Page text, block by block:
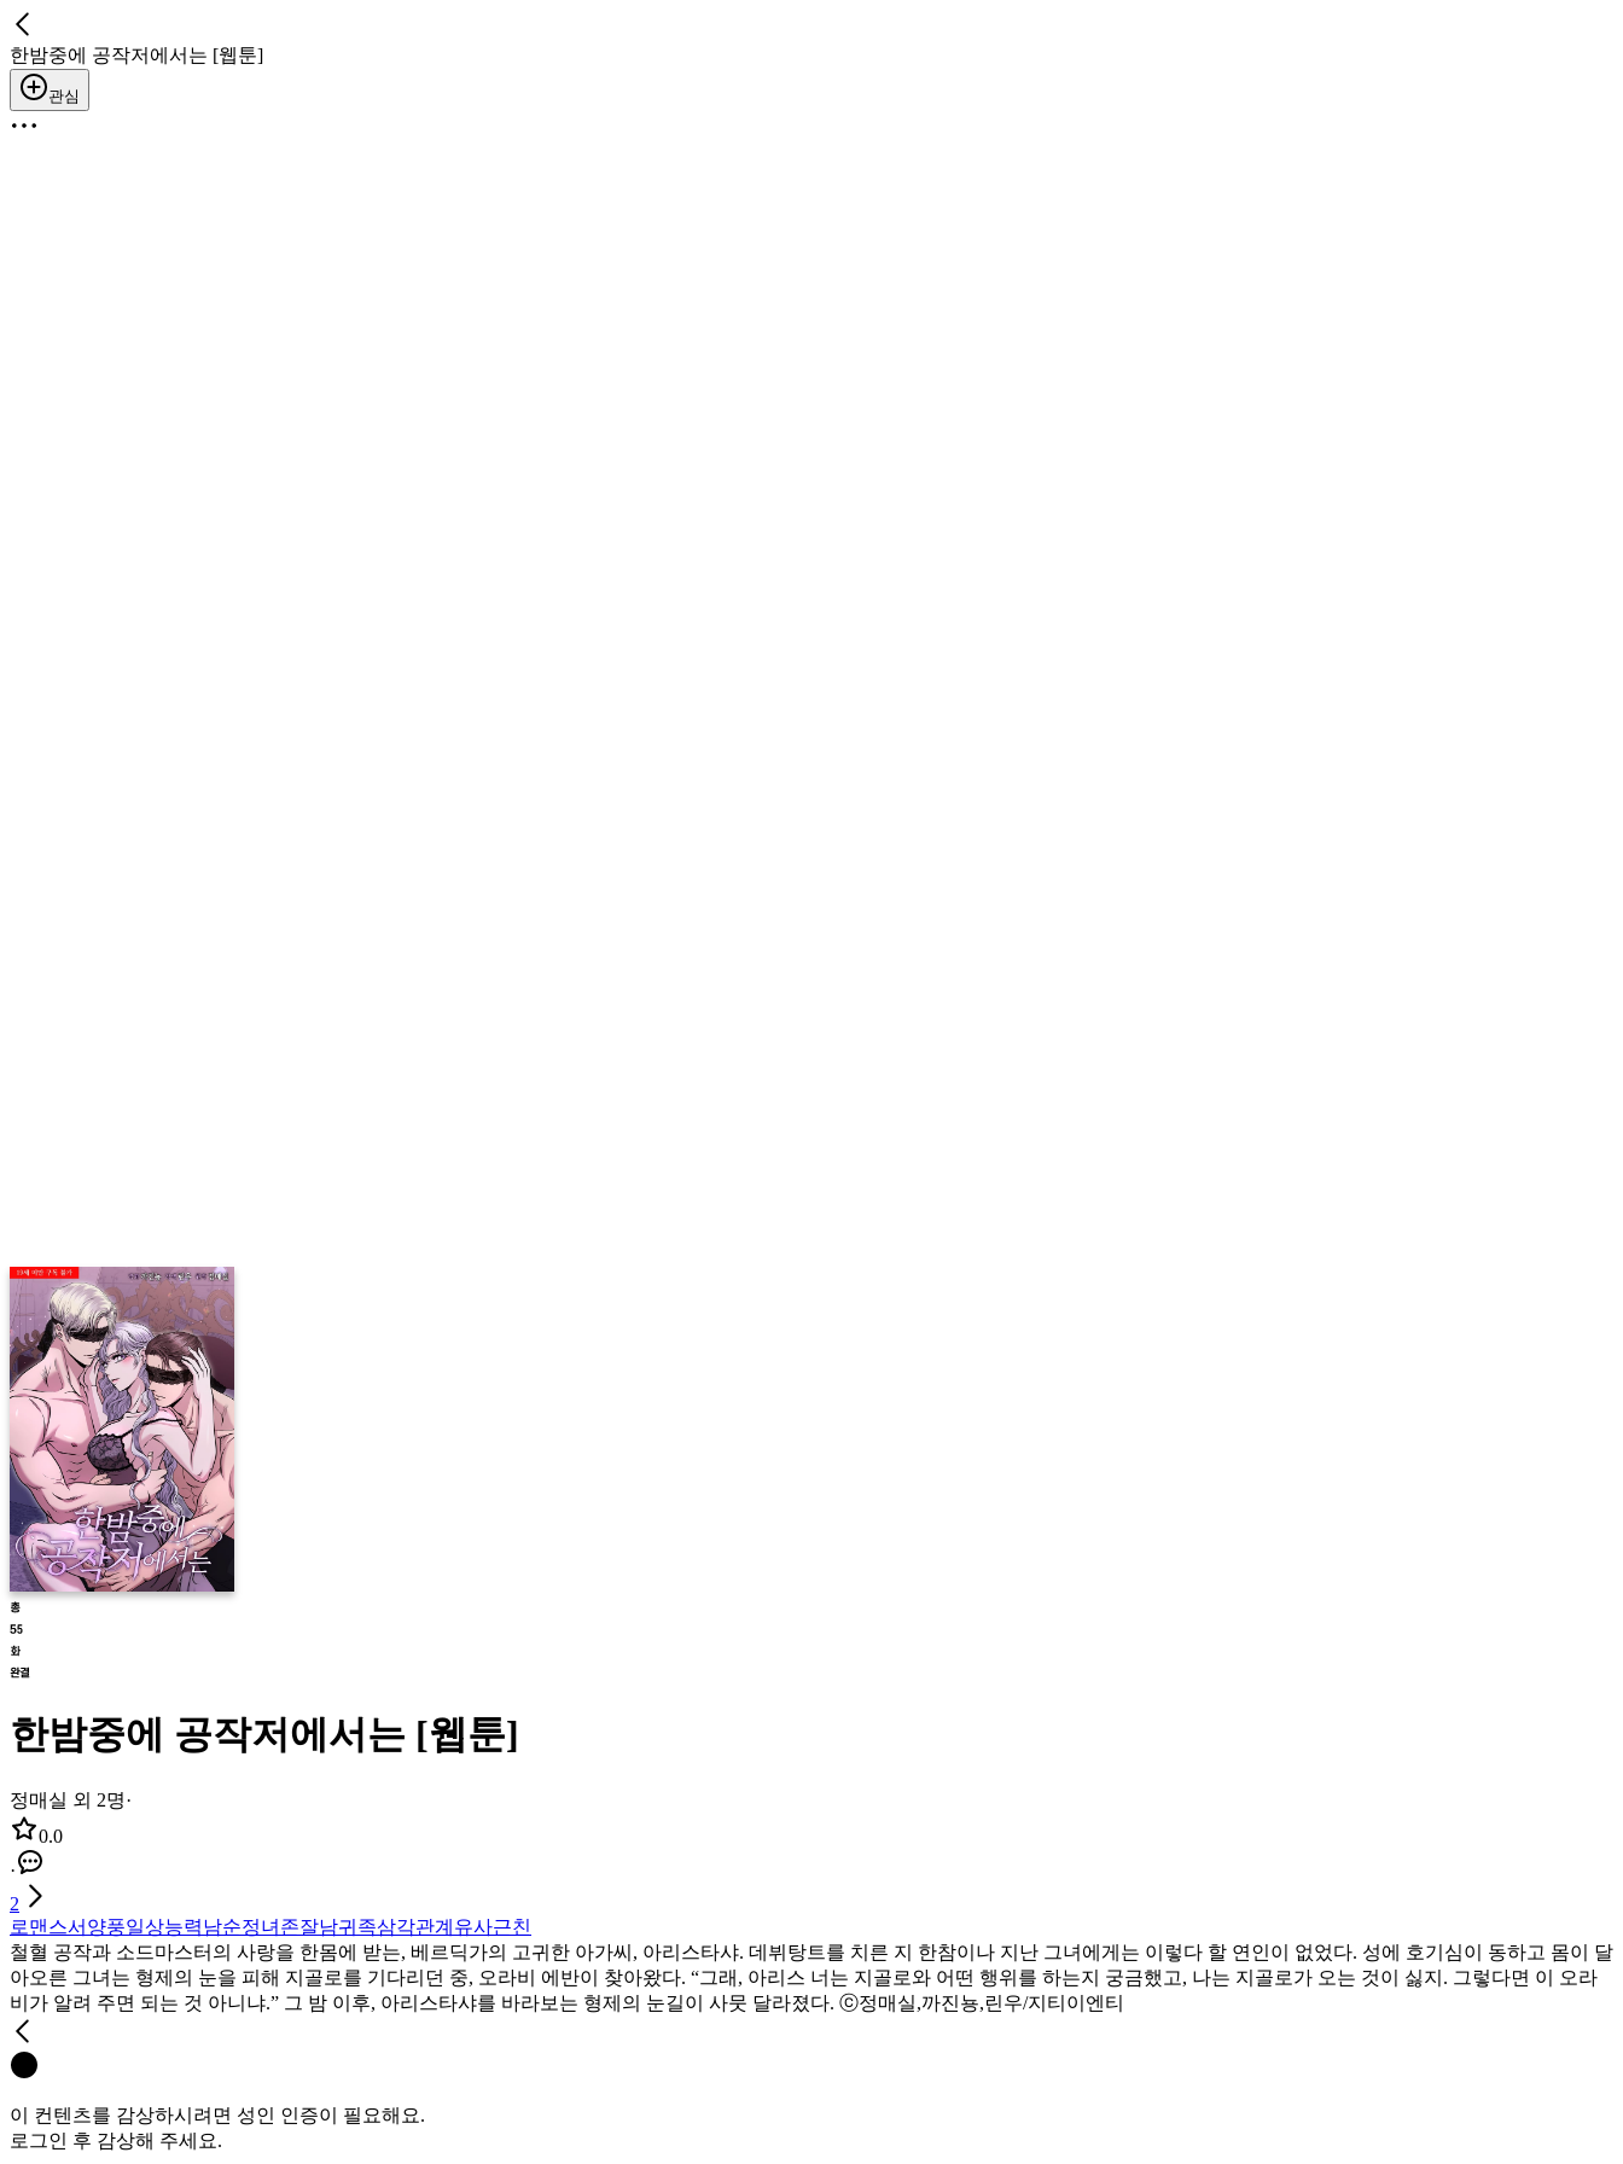
한밤중에 공작저에서는 [웹툰]
관심
한밤중에 공작저에서는 [웹툰]
정매실 외 2명·
0.0
·
2
로맨스서양풍일상능력남순정녀 존잘남귀족삼각관계 유사근친
철혈 공작과 소드마스터의 사랑을 한몸에 받는, 베르딕가의 고귀한 아가씨, 아리스타샤. 데뷔탕트를 치른 지 한참이나 지난 그녀에게는 이렇다 할 연인이 없었다. 성에 호기심이 동하고 몸이 달
아오른 그녀는 형제의 눈을 피해 지골로를 기다리던 중, 오라비 에반이 찾아왔다. “그래, 아리스 너는 지골로와 어떤 행위를 하는지 궁금했고, 나는 지골로가 오는 것이 싫지. 그렇다면 이 오라
비가 알려 주면 되는 것 아니냐.” 그 밤 이후, 아리스타샤를 바라보는 형제의 눈길이 사뭇 달라졌다. ⓒ정매실,까진뇽,린우/지티이엔티
이 컨텐츠를 감상하시려면 성인 인증이 필요해요.
로그인 후 감상해 주세요.